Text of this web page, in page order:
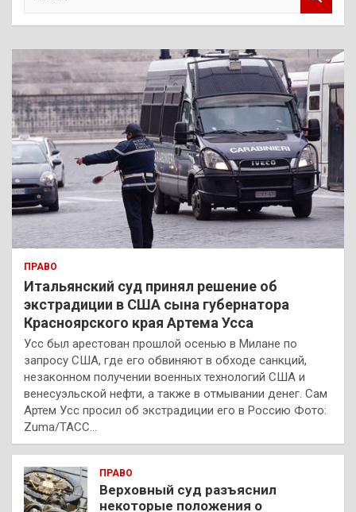
к
ПРАВО
Итальянский суд принял решение об
экстрадиции в США сына губернатора
Красноярского края Артема Усса
Усс был арестован прошлой осенью в Милане по
запросу США, где его обвиняют в обходе санкций,
незаконном получении военных технологий США и
венесуэльской нефти, а также в отмывании денег. Сам
Артем Усс просил об экстрадиции его в Россию Фото:
Zuma/ТАСС…
ПРАВО
Верховный суд разъяснил
некоторые положения о